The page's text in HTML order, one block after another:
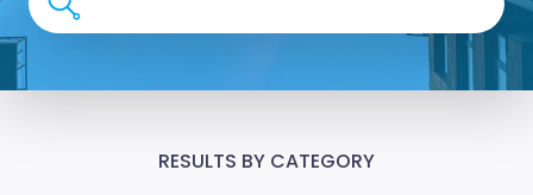
RESULTS BY CATEGORY